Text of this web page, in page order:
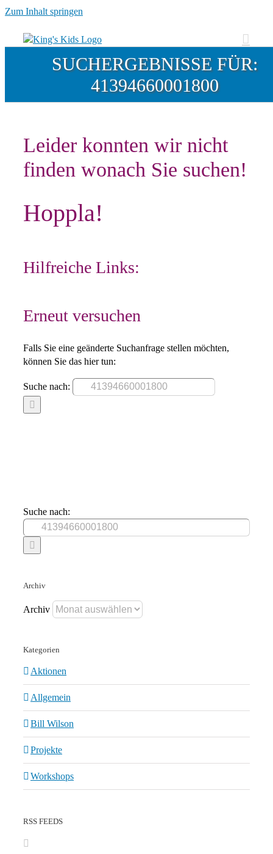
Zum Inhalt springen
SUCHERGEBNISSE FÜR:
41394660001800
Leider konnten wir nicht
finden wonach Sie suchen!
Hoppla!
Hilfreiche Links:
Erneut versuchen
Falls Sie eine geänderte Suchanfrage stellen möchten,
können Sie das hier tun:
Suche nach:
Suche nach:
Archiv
Archiv
Kategorien
Aktionen
Allgemein
Bill Wilson
Projekte
Workshops
RSS FEEDS